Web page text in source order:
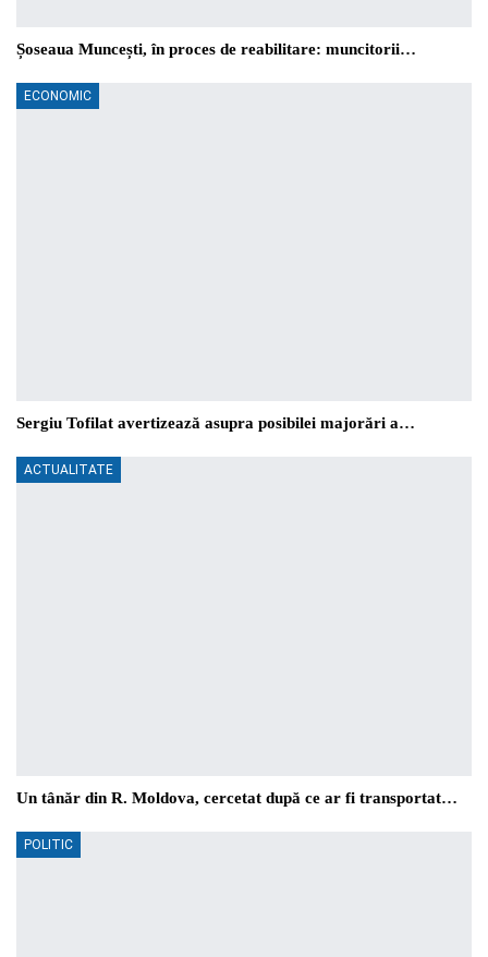
Șoseaua Muncești, în proces de reabilitare: muncitorii…
ECONOMIC
Sergiu Tofilat avertizează asupra posibilei majorări a…
ACTUALITATE
Un tânăr din R. Moldova, cercetat după ce ar fi transportat…
POLITIC